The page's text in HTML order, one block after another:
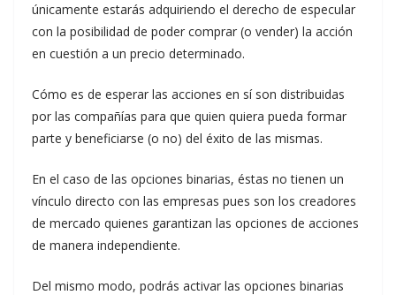
únicamente estarás adquiriendo el derecho de especular
con la posibilidad de poder comprar (o vender) la acción
en cuestión a un precio determinado.
Cómo es de esperar las acciones en sí son distribuidas
por las compañías para que quien quiera pueda formar
parte y beneficiarse (o no) del éxito de las mismas.
En el caso de las opciones binarias, éstas no tienen un
vínculo directo con las empresas pues son los creadores
de mercado quienes garantizan las opciones de acciones
de manera independiente.
Del mismo modo, podrás activar las opciones binarias